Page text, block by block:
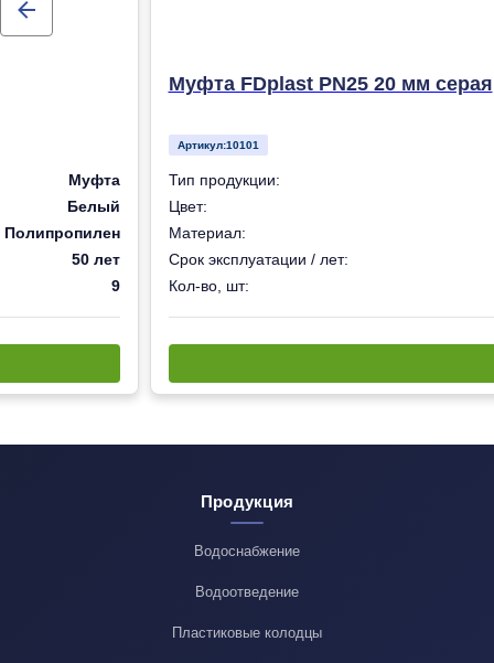
Муфта
Белый
Полипропилен
50 лет
9
Муфта FDplast PN25 20 мм серая
Артикул:10101
Тип продукции:
Цвет:
Материал:
Срок эксплуатации / лет:
Кол-во, шт:
Продукция
Водоснабжение
Водоотведение
Пластиковые колодцы